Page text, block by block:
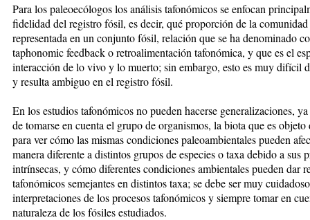
Para los paleoecólogos los análisis tafonómicos se enfocan
fidelidad del registro fósil, es decir, qué proporción de la
representada en un conjunto fósil, relación que se ha denominado
taphonomic feedback o retroalimentación tafonómica, y que es el
interacción de lo vivo y lo muerto; sin embargo, esto es muy difí­cil
y resulta ambiguo en el registro fósil.
En los estudios tafonómicos no pueden hacerse generalizaciones,
de tomarse en cuenta el grupo de organismos, la biota que es objeto
para ver cómo las mismas condiciones paleoambientales pueden
manera diferente a distintos grupos de especies o taxa debido a sus
intrínsecas, y cómo diferentes condiciones ambientales pueden dar
tafonómicos semejantes en distintos taxa; se debe ser muy
interpretaciones de los procesos tafonómicos y siempre tomar en
naturaleza de los fósiles estudiados.